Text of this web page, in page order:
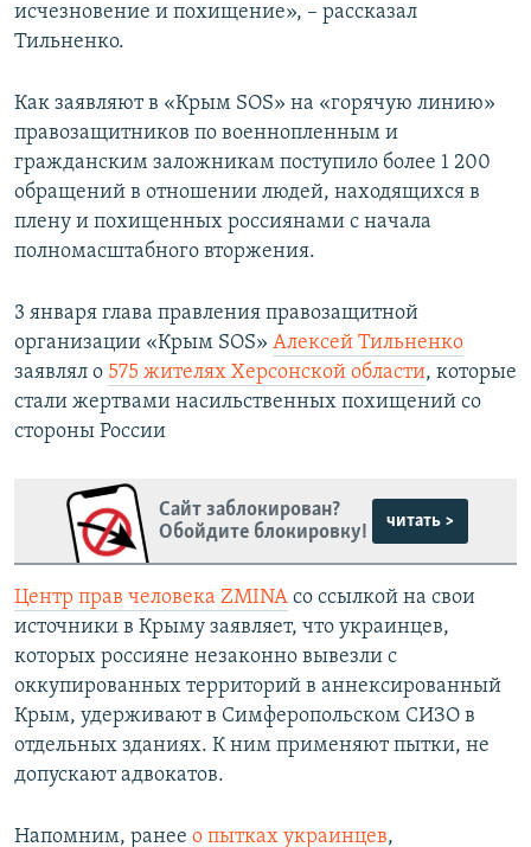
исчезновение и похищение», – рассказал
Тильненко.
Как заявляют в «Крым SOS» на «горячую линию»
правозащитников по военнопленным и
гражданским заложникам поступило более 1 200
обращений в отношении людей, находящихся в
плену и похищенных россиянами с начала
полномасштабного вторжения.
3 января глава правления правозащитной
организации «Крым SOS» Алексей Тильненко
заявлял о 575 жителях Херсонской области, которые
стали жертвами насильственных похищений со
стороны России
Сайт заблокирован?
Обойдите блокировку!
читать >
Центр прав человека ZMINA со ссылкой на свои
источники в Крыму заявляет, что украинцев,
которых россияне незаконно вывезли с
оккупированных территорий в аннексированный
Крым, удерживают в Симферопольском СИЗО в
отдельных зданиях. К ним применяют пытки, не
допускают адвокатов.
Напомним, ранее о пытках украинцев,